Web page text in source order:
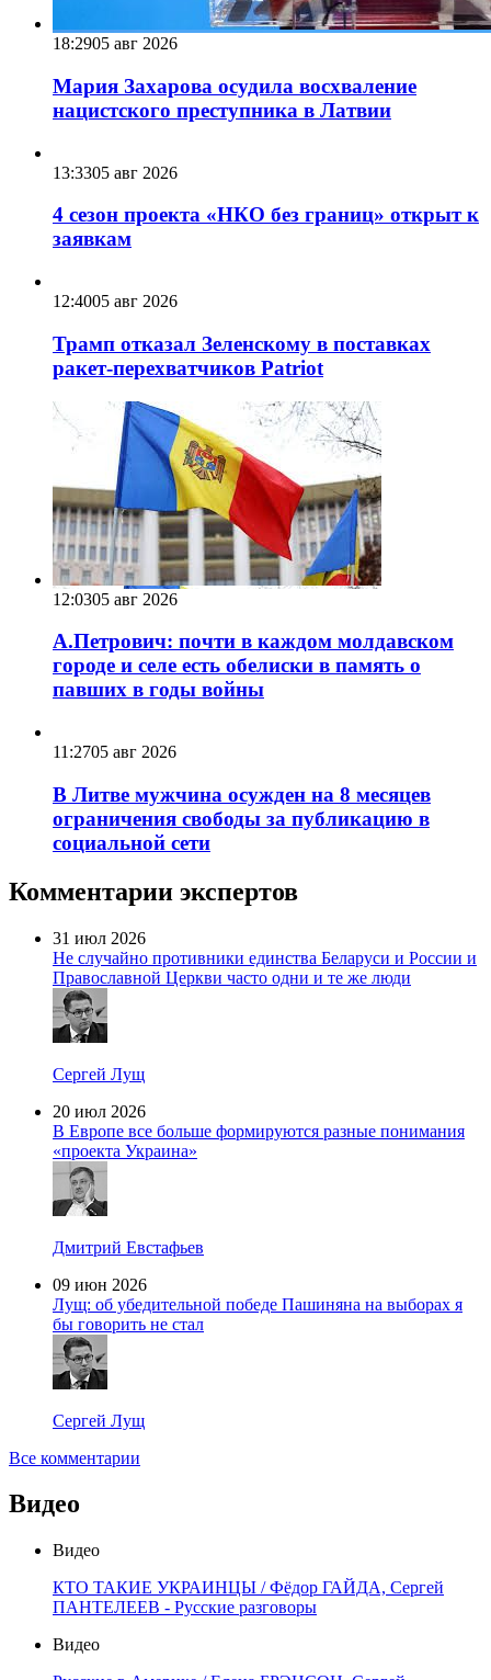
18:2905 авг 2026
Мария Захарова осудила восхваление
нацистского преступника в Латвии
13:3305 авг 2026
4 сезон проекта «НКО без границ» открыт к
заявкам
12:4005 авг 2026
Трамп отказал Зеленскому в поставках
ракет-перехватчиков Patriot
12:0305 авг 2026
А.Петрович: почти в каждом молдавском
городе и селе есть обелиски в память о
павших в годы войны
11:2705 авг 2026
В Литве мужчина осужден на 8 месяцев
ограничения свободы за публикацию в
социальной сети
Комментарии экспертов
31 июл 2026
Не случайно противники единства Беларуси и России и
Православной Церкви часто одни и те же люди
Сергей Лущ
20 июл 2026
В Европе все больше формируются разные понимания
«проекта Украина»
Дмитрий Евстафьев
09 июн 2026
Лущ: об убедительной победе Пашиняна на выборах я
бы говорить не стал
Сергей Лущ
Все комментарии
Видео
Видео
КТО ТАКИЕ УКРАИНЦЫ / Фёдор ГАЙДА, Сергей
ПАНТЕЛЕЕВ - Русские разговоры
Видео